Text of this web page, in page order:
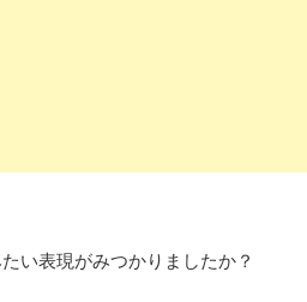
い表現がみつかりましたか？